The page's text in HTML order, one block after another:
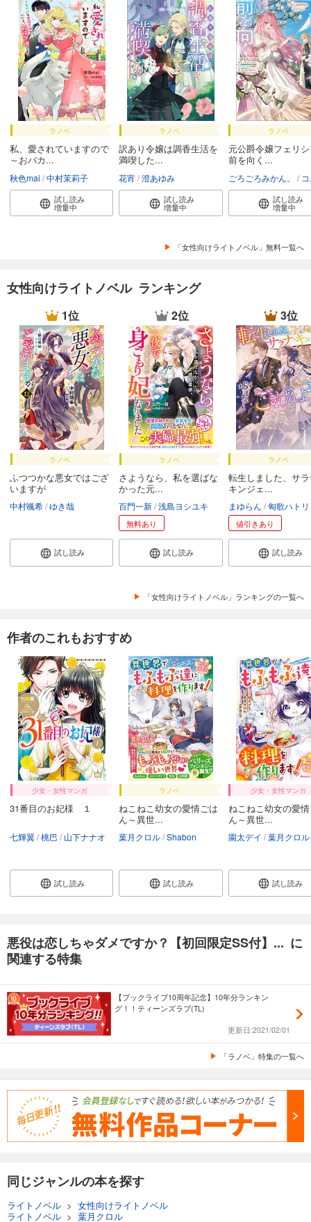
ラノベ
私、愛されていますので
～おバカ...
秋色mai 中村茉莉子
試し読み
増量中
ラノベ
訳あり令嬢は調香生活を
満喫した...
花宵 澄あゆみ
試し読み
増量中
ラノベ
元公爵令嬢フェリ
前を向く...
ごろごろみかん。 コ
試し読み
増量中
「女性向けライトノベル」無料一覧へ
女性向けライトノベル ランキング
1位
ラノベ
ふつつかな悪女ではござ
いますが
中村颯希 ゆき哉
試し読み
2位
ラノベ
さようなら、私を選ばな
かった元...
百門一新 浅島ヨシユキ
無料あり
試し読み
3位
ラノベ
転生しました、サ
キンジェ...
まゆらん 匈歌ハトリ
値引きあり
試し読み
「女性向けライトノベル」ランキングの一覧へ
作者のこれもおすすめ
少女・女性マンガ
31番目のお妃様 １
七輝翼 桃巴 山下ナナオ
試し読み
ラノベ
ねこねこ幼女の愛情ごは
ん～異世...
葉月クロル Shabon
試し読み
少女・女性マンガ
ねこねこ幼女の愛
ん～異世...
園太デイ 葉月クロル
試し読み
悪役は恋しちゃダメですか？【初回限定SS付】... に
関連する特集
【ブックライブ10周年記念】10年分ランキン
グ！！ティーンズラブ(TL)
更新日:2021/02/01
「ラノベ」特集の一覧へ
同じジャンルの本を探す
ライトノベル > 女性向けライトノベル
ライトノベル > 葉月クロル